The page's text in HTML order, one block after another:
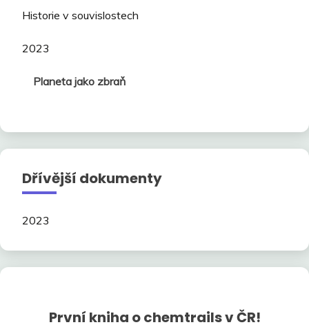
Historie v souvislostech
2023
Planeta jako zbraň
Dřívější dokumenty
2023
První kniha o chemtrails v ČR!